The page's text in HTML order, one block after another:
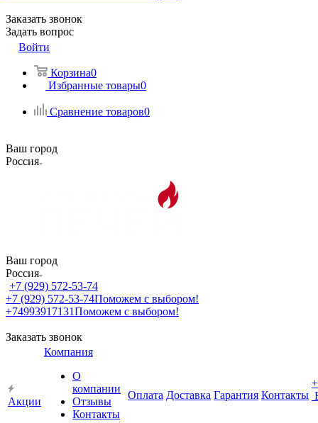
Заказать звонок
Задать вопрос
Войти
Корзина0
Избранные товары0
Сравнение товаров0
Ваш город
Россия
Ваш город
Россия
+7 (929) 572-53-74
+7 (929) 572-53-74Поможем с выбором!
+74993917131Поможем с выбором!
Заказать звонок
Акции
Компания
О
компании
Отзывы
Контакты
Оплата Доставка Гарантия Контакты
+